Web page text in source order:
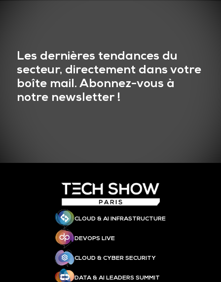
Les dernières tendances du
secteur, directement dans votre
boîte mail. Abonnez-vous à
notre newsletter !
CLOUD & AI INFRASTRUCTURE
DEVOPS LIVE
CLOUD & CYBER SECURITY
DATA & AI LEADERS SUMMIT